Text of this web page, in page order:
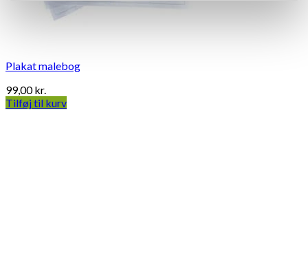
Plakat malebog
99,00kr.
Tilføj til kurv